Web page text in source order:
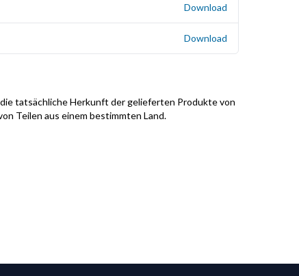
Download
Download
tatsächliche Herkunft der gelieferten Produkte von
Teilen aus einem bestimmten Land.